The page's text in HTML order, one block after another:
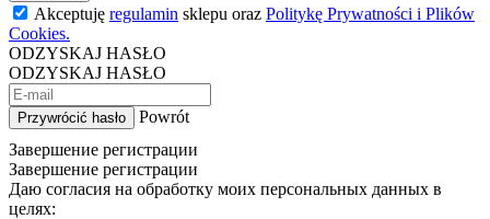
Akceptuję regulamin sklepu oraz Politykę Prywatności i Plików
Cookies.
ODZYSKAJ HASŁO
ODZYSKAJ HASŁO
Przywrócić hasło
Powrót
Завершение регистрации
Завершение регистрации
Даю согласия на обработку моих персональных данных в
целях: